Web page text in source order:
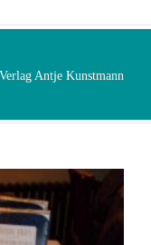
Verlag Antje Kunstmann